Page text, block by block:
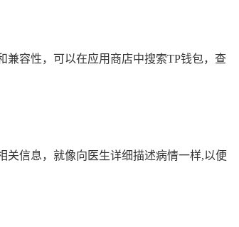
兼容性，可以在应用商店中搜索TP钱包，查
关信息，就像向医生详细描述病情一样,以便